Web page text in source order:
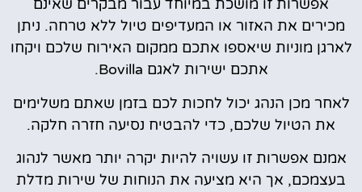
אפשרות זו מושכת במיוחד עבור מבקרים שאינם
מכירים את האזור או המעדיפים טיול ללא טרחה. ניתן
לארגן מוניות שיאספו אתכם ממקום האירוח שלכם ויקחו
אתכם ישירות לאגם Bovilla.
לאחר מכן הנהג יכול לחכות לכם בזמן שאתם משלימים
את הטיול שלכם, כדי להבטיח נסיעה חזרה חלקה.
אמנם אפשרות זו עשויה להיות יקרה יותר מאשר לנהוג
בעצמכם, אך היא מציעה את הנוחות של שירות מדלת